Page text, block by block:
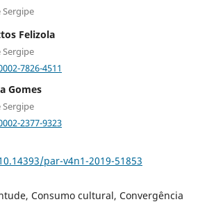
Sergipe
Felizola
Sergipe
7826-4511
Gomes
Sergipe
2377-9323
par-v4n1-2019-51853
Consumo cultural, Convergência